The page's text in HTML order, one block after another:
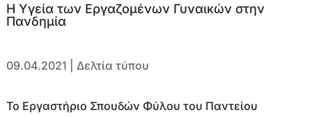
Η Υγεία των Εργαζομένων Γυναικών στην
Πανδημία
09.04.2021 Δελτία τύπου
Το Εργαστήριο Σπουδών Φύλου του Παντείου